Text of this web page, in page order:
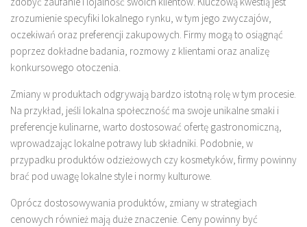
zrozumienie specyfiki lokalnego rynku, w tym jego zwyczajów,
oczekiwań oraz preferencji zakupowych. Firmy mogą to osiągnąć
poprzez dokładne badania, rozmowy z klientami oraz analizę
konkursowego otoczenia.
Zmiany w produktach odgrywają bardzo istotną rolę w tym procesie.
Na przykład, jeśli lokalna społeczność ma swoje unikalne smaki i
preferencje kulinarne, warto dostosować ofertę gastronomiczną,
wprowadzając lokalne potrawy lub składniki. Podobnie, w
przypadku produktów odzieżowych czy kosmetyków, firmy powinny
brać pod uwagę lokalne style i normy kulturowe.
Oprócz dostosowywania produktów, zmiany w strategiach
cenowych również mają duże znaczenie. Ceny powinny być